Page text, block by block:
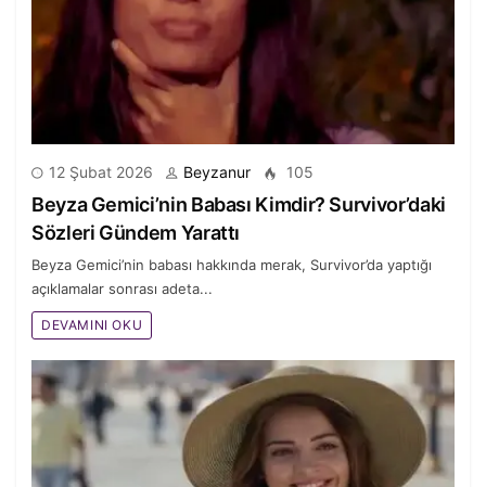
12 Şubat 2026 Beyzanur 105
Beyza Gemici’nin Babası Kimdir? Survivor’daki
Sözleri Gündem Yarattı
Beyza Gemici’nin babası hakkında merak, Survivor’da yaptığı
açıklamalar sonrası adeta...
DEVAMINI OKU